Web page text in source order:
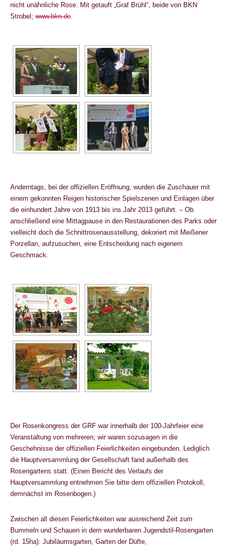
nicht unähnliche Rose. Mit getauft „Graf Brühl“, beide von BKN
Strobel; www.bkn.de
Anderntags, bei der offiziellen Eröffnung, wurden die Zuschauer mit
einem gekonnten Reigen historischer Spielszenen und Einlagen über
die einhundert Jahre von 1913 bis ins Jahr 2013 geführt. – Ob
anschließend eine Mittagpause in den Restaurationen des Parks oder
vielleicht doch die Schnittrosenausstellung, dekoriert mit Meißener
Porzellan, aufzusuchen, eine Entscheidung nach eigenem
Geschmack.
Der Rosenkongress der GRF war innerhalb der 100-Jahrfeier eine
Veranstaltung von mehreren; wir waren sozusagen in die
Geschehnisse der offiziellen Feierlichkeiten eingebunden. Lediglich
die Hauptversammlung der Gesellschaft fand außerhalb des
Rosengartens statt. (Einen Bericht des Verlaufs der
Hauptversammlung entnehmen Sie bitte dem offiziellen Protokoll,
demnächst im Rosenbogen.)
Zwischen all diesen Feierlichkeiten war ausreichend Zeit zum
Bummeln und Schauen in dem wunderbaren Jugendstil-Rosengarten
(rd. 15ha): Jubiläumsgarten, Garten der Düfte,